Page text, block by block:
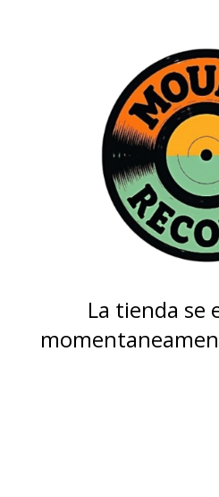
La tienda se